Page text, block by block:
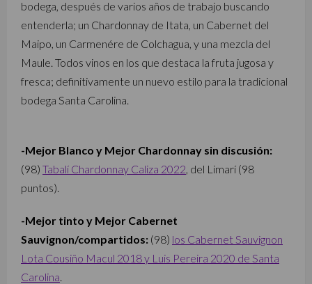
bodega, después de varios años de trabajo buscando
entenderla; un Chardonnay de Itata, un Cabernet del
Maipo, un Carmenére de Colchagua, y una mezcla del
Maule. Todos vinos en los que destaca la fruta jugosa y
fresca; definitivamente un nuevo estilo para la tradicional
bodega Santa Carolina.
-Mejor Blanco y Mejor Chardonnay sin discusión:
(98) Tabalí Chardonnay Caliza 2022, del Limarí (98
puntos).
-Mejor tinto y Mejor Cabernet
Sauvignon/compartidos: (98) los Cabernet Sauvignon
Lota Cousiño Macul 2018 y Luis Pereira 2020 de Santa
Carolina.